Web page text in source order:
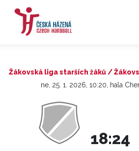
Žákovská liga starších žáků /
ne, 25. 1. 2026, 10:20, hala
18:24